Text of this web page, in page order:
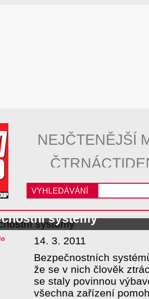
NEJČTENĚJŠÍ
VYHLEDÁVÁNÍ
systémy
14. 3. 2011
Bezpečnostních
že se v nich člověk
se staly povinnou
všechna zařízení